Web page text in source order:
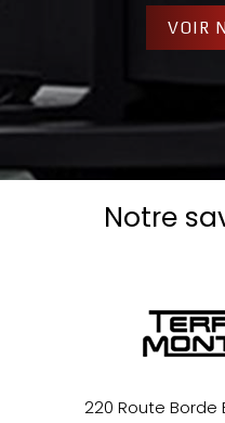
VOIR
Notre
220 Route Borde